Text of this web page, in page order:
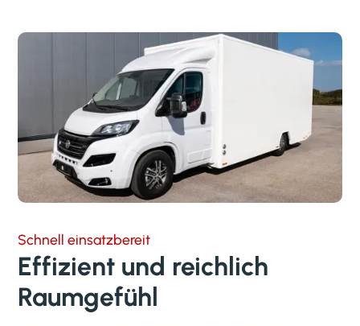
Schnell einsatzbereit
Effizient und reichlich
Raumgefühl